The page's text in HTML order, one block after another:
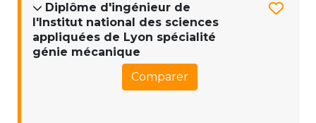
Diplôme d'ingénieur de
l'Institut national des sciences
appliquées de Lyon spécialité
génie mécanique
Comparer